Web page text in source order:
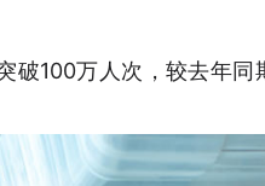
破100万人次，较去年